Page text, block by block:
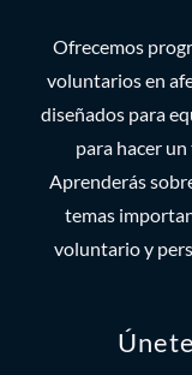
Ofrecemos
voluntarios en
diseñados para
para hacer
Aprenderás
temas
voluntario y